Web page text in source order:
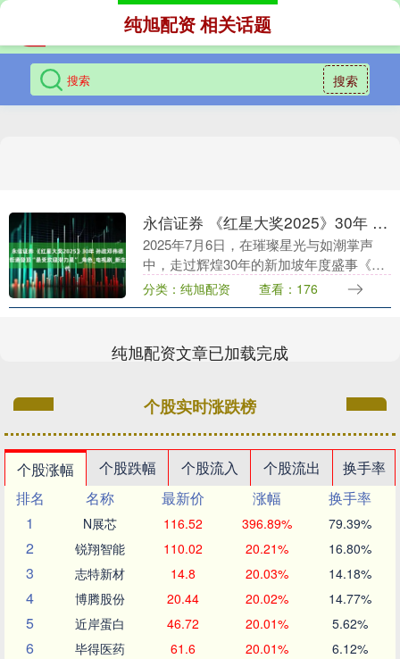
搜索
纯旭配资 相关话题
永信证券 《红星大奖2025》30年 孙政邓伟徳张哲通登顶“最受欢迎潜力星”_角色_电视剧_新生代
2025年7月6日，在璀璨星光与如潮掌声
中，走过辉煌30年的新加坡年度盛事《红
星大奖2025》圆满落幕。本届盛典以“时光
同行”为主题，在万众瞩目的“最受欢迎潜
分类：纯旭配资 查看：176
纯旭配资文章已加载完成
个股实时涨跌榜
个股涨幅 个股跌幅 个股流入 个股流出
换手率
排名
名称 最新价 涨幅
换手率
1
N展芯 116.52 396.89% 79.39%
2 锐翔智能 110.02 20.21% 16.80%
3 志特新材 14.8 20.03% 14.18%
4 博腾股份 20.44 20.02% 14.77%
5 近岸蛋白 46.72 20.01% 5.62%
6 毕得医药 61.6 20.01% 6.12%